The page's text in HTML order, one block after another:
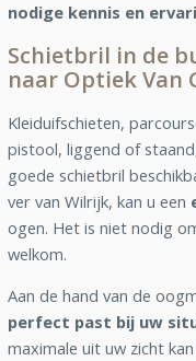
nodige kennis en
Schietbril in de
naar Optiek Van
Kleiduifschieten,
pistool, liggend of
goede schietbril
ver van Wilrijk, kan u een
ogen. Het is niet nodig
welkom.
Aan de hand van de
perfect past bij uw
maximale uit uw zicht